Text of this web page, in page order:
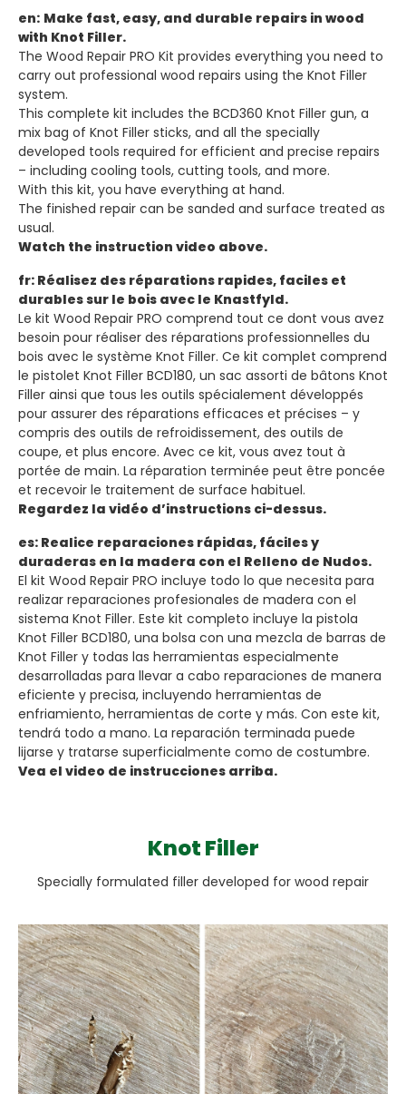
en: Make fast, easy, and durable repairs in wood
with Knot Filler.
The Wood Repair PRO Kit provides everything you need to
carry out professional wood repairs using the Knot Filler
system.
This complete kit includes the BCD360 Knot Filler gun, a
mix bag of Knot Filler sticks, and all the specially
developed tools required for efficient and precise repairs
– including cooling tools, cutting tools, and more.
With this kit, you have everything at hand.
The finished repair can be sanded and surface treated as
usual.
Watch the instruction video above.
fr: Réalisez des réparations rapides, faciles et
durables sur le bois avec le Knastfyld.
Le kit Wood Repair PRO comprend tout ce dont vous avez
besoin pour réaliser des réparations professionnelles du
bois avec le système Knot Filler. Ce kit complet comprend
le pistolet Knot Filler BCD180, un sac assorti de bâtons Knot
Filler ainsi que tous les outils spécialement développés
pour assurer des réparations efficaces et précises – y
compris des outils de refroidissement, des outils de
coupe, et plus encore. Avec ce kit, vous avez tout à
portée de main. La réparation terminée peut être poncée
et recevoir le traitement de surface habituel.
Regardez la vidéo d’instructions ci-dessus.
es: Realice reparaciones rápidas, fáciles y
duraderas en la madera con el Relleno de Nudos.
El kit Wood Repair PRO incluye todo lo que necesita para
realizar reparaciones profesionales de madera con el
sistema Knot Filler. Este kit completo incluye la pistola
Knot Filler BCD180, una bolsa con una mezcla de barras de
Knot Filler y todas las herramientas especialmente
desarrolladas para llevar a cabo reparaciones de manera
eficiente y precisa, incluyendo herramientas de
enfriamiento, herramientas de corte y más. Con este kit,
tendrá todo a mano. La reparación terminada puede
lijarse y tratarse superficialmente como de costumbre.
Vea el video de instrucciones arriba.
Knot Filler
Specially formulated filler developed for wood repair